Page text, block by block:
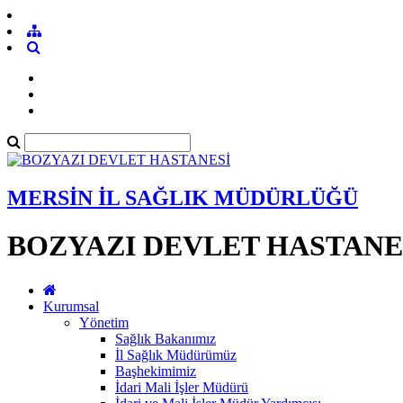
MERSİN İL SAĞLIK MÜDÜRLÜĞÜ
BOZYAZI DEVLET
Kurumsal
Yönetim
Sağlık Bakanımız
İl Sağlık Müdürümüz
Başhekimimiz
İdari Mali İşler Müdürü